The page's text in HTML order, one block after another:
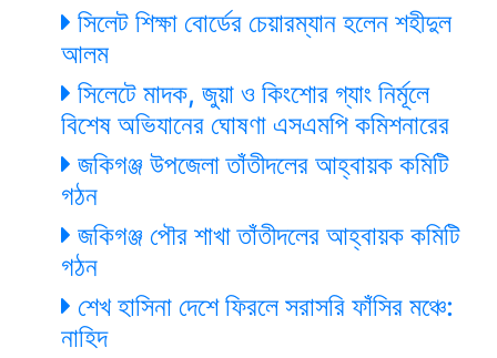
সিলেট শিক্ষা বোর্ডের চেয়ারম্যান হলেন শহীদুল
আলম
সিলেটে মাদক, জুয়া ও কিংশোর গ্যাং নির্মূলে
বিশেষ অভিযানের ঘোষণা এসএমপি কমিশনারের
জকিগঞ্জ উপজেলা তাঁতীদলের আহ্বায়ক কমিটি
গঠন
জকিগঞ্জ পৌর শাখা তাঁতীদলের আহ্বায়ক কমিটি
গঠন
শেখ হাসিনা দেশে ফিরলে সরাসরি ফাঁসির মঞ্চে:
নাহিদ